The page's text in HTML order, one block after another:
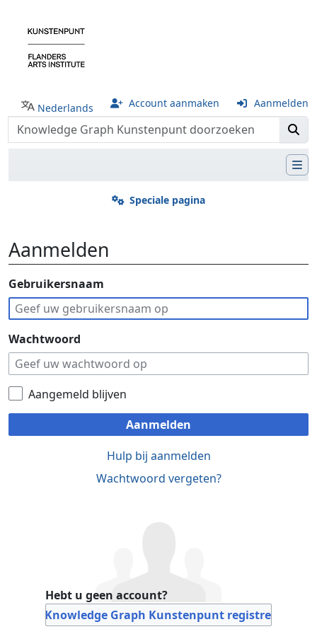
Nederlands Account aanmaken Aanmelden
Speciale pagina
Aanmelden
Ga naar:navigatie,
Gebruikersnaam
Wachtwoord
Aangemeld blijven
Aanmelden
Hulp bij aanmelden
Wachtwoord vergeten?
Hebt u geen account?
Bij Knowledge Graph Kunstenpunt registreren